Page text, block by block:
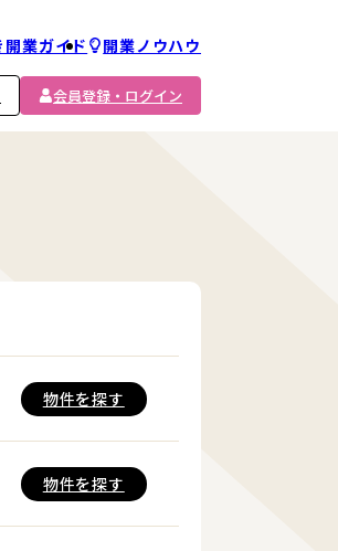
開業ガイド 開業ノウハウ
会員登録・ログイン
物件を探す
物件を探す